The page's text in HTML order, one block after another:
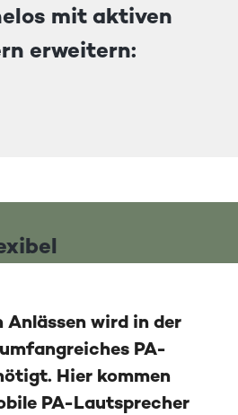
mit aktiven
erweitern:
Anlässen wird in der
PA-
Hier kommen
PA-Lautsprecher